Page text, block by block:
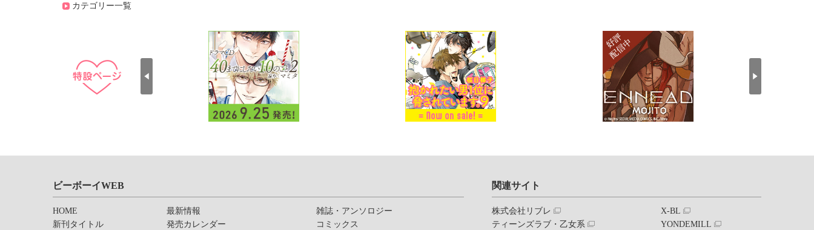
カテゴリー一覧
ビーボーイWEB
HOME
新刊タイトル
最新情報
発売カレンダー
雑誌・アンソロジー
コミックス
関連サイト
株式会社リブレ
ティーンズラブ・乙女系
X-BL
YONDEMILL